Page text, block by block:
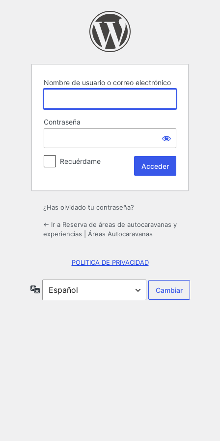
Nombre de usuario o correo electrónico
Contraseña
Recuérdame
¿Has olvidado tu contraseña?
← Ir a Reserva de áreas de autocaravanas y
experiencias | Áreas Autocaravanas
POLITICA DE PRIVACIDAD
Idioma